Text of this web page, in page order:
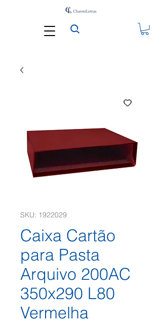
SKU: 1922029
Caixa Cartão
para Pasta
Arquivo 200AC
350x290 L80
Vermelha